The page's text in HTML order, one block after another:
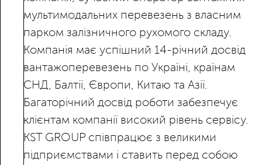
мультимодальних перевезень з власним
парком залізничного рухомого складу.
Компанія має успішний 14-річний досвід
вантажоперевезень по Україні, країнам
СНД, Балтії, Європи, Китаю та Азії.
Багаторічний досвід роботи забезпечує
клієнтам компанії високий рівень сервісу.
KST GROUP співпрацює з великими
підприємствами і ставить перед собою